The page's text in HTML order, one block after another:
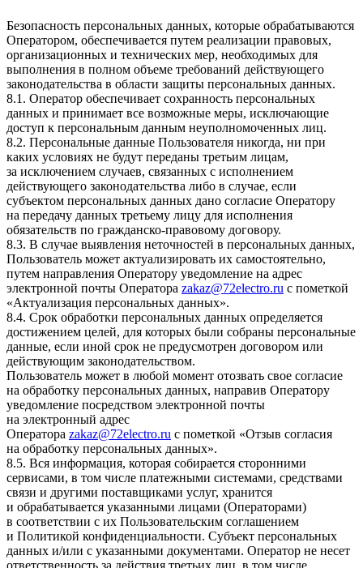
Безопасность персональных данных, которые обрабатываются
Оператором, обеспечивается путем реализации правовых,
организационных и технических мер, необходимых для
выполнения в полном объеме требований действующего
законодательства в области защиты персональных данных.
8.1. Оператор обеспечивает сохранность персональных
данных и принимает все возможные меры, исключающие
доступ к персональным данным неуполномоченных лиц.
8.2. Персональные данные Пользователя никогда, ни при
каких условиях не будут переданы третьим лицам,
за исключением случаев, связанных с исполнением
действующего законодательства либо в случае, если
субъектом персональных данных дано согласие Оператору
на передачу данных третьему лицу для исполнения
обязательств по гражданско-правовому договору.
8.3. В случае выявления неточностей в персональных данных,
Пользователь может актуализировать их самостоятельно,
путем направления Оператору уведомление на адрес
электронной почты Оператора zakaz@72electro.ru с пометкой
«Актуализация персональных данных».
8.4. Срок обработки персональных данных определяется
достижением целей, для которых были собраны персональные
данные, если иной срок не предусмотрен договором или
действующим законодательством.
Пользователь может в любой момент отозвать свое согласие
на обработку персональных данных, направив Оператору
уведомление посредством электронной почты
на электронный адрес
Оператора zakaz@72electro.ru с пометкой «Отзыв согласия
на обработку персональных данных».
8.5. Вся информация, которая собирается сторонними
сервисами, в том числе платежными системами, средствами
связи и другими поставщиками услуг, хранится
и обрабатывается указанными лицами (Операторами)
в соответствии с их Пользовательским соглашением
и Политикой конфиденциальности. Субъект персональных
данных и/или с указанными документами. Оператор не несет